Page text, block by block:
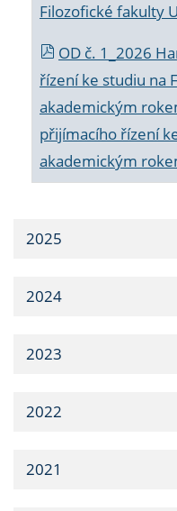
Filozofické fakulty
OD č. 1_2026
řízení ke studiu na
akademickým
přijímacího řízení
akademickým
2025
2024
2023
2022
2021